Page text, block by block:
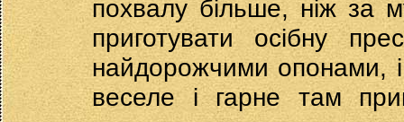
похвалу більше, ніж за
приготувати осібну
найдорожчими опонами, і
веселе і гарне там